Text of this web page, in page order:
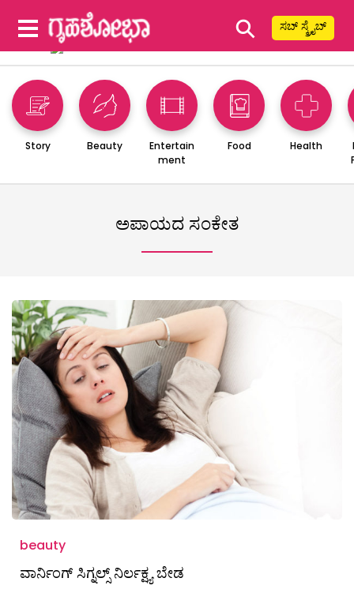
⚲ ಸಬ್ ಸ್ಕ್ರೈಬ್
Story Beauty
Entertain
ment
Food Health
ಅಪಾಯದ ಸಂಕೇತ
beauty
ವಾರ್ನಿಂಗ್ ಸಿಗ್ನಲ್ಸ್ ನಿರ್ಲಕ್ಷ್ಯ ಬೇಡ